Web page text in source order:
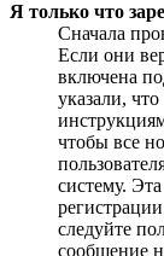
Я только что
Сначала
Если они
включена
указали,
чтобы все
систему.
следуйте
сообщение